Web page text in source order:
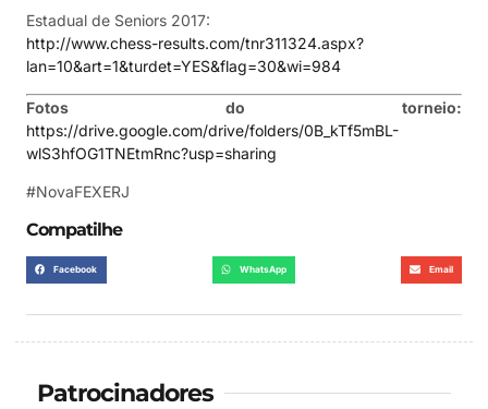
Estadual de Seniors 2017:
http://www.chess-results.com/tnr311324.aspx?
lan=10&art=1&turdet=YES&flag=30&wi=984
Fotos do torneio:
https://drive.google.com/drive/folders/0B_kTf5mBL-
wlS3hfOG1TNEtmRnc?usp=sharing
#NovaFEXERJ
Compatilhe
Facebook WhatsApp Email
Patrocinadores